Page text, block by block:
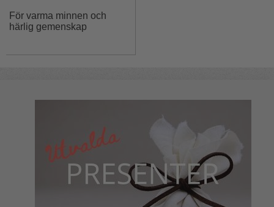
För varma minnen och
härlig gemenskap